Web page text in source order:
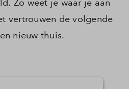
Zo weet je waar je aan
vertrouwen de volgende
nieuw thuis.